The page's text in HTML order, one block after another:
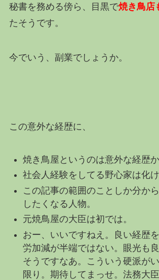
秘書を務める傍ら、目黒で焼き鳥店
たそうです。
今でいう、副業でしょうか。
この意外な経歴に、
焼き鳥屋というのは意外な経歴か
社会人経験をしてる野心家は化け
この記事の範囲のことしか分か
したくなる人物。
元焼鳥屋の大臣は初では。
おー、いいですねえ。良い経歴
労加減が半端ではない。眼光も
そうですなあ。こういう硬派が
限り。期待してまっせ。法務大臣